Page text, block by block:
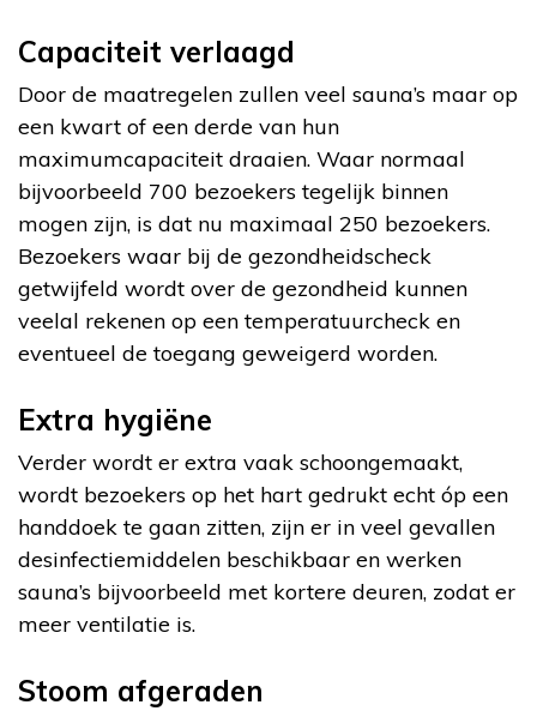
Capaciteit verlaagd
Door de maatregelen zullen veel sauna’s maar op
een kwart of een derde van hun
maximumcapaciteit draaien. Waar normaal
bijvoorbeeld 700 bezoekers tegelijk binnen
mogen zijn, is dat nu maximaal 250 bezoekers.
Bezoekers waar bij de gezondheidscheck
getwijfeld wordt over de gezondheid kunnen
veelal rekenen op een temperatuurcheck en
eventueel de toegang geweigerd worden.
Extra hygiëne
Verder wordt er extra vaak schoongemaakt,
wordt bezoekers op het hart gedrukt echt óp een
handdoek te gaan zitten, zijn er in veel gevallen
desinfectiemiddelen beschikbaar en werken
sauna’s bijvoorbeeld met kortere deuren, zodat er
meer ventilatie is.
Stoom afgeraden